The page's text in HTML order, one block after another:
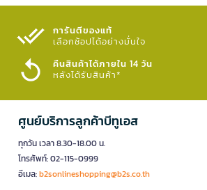
การันตีของแท้
เลือกช้อปได้อย่างมั่นใจ​
คืนสินค้าได้ภายใน 14 วัน
หลังได้รับสินค้า*
ศูนย์บริการลูกค้าบีทูเอส
ทุกวัน เวลา 8.30-18.00 น.
โทรศัพท์: 02-115-0999
อีเมล:b2sonlineshopping@b2s.co.th